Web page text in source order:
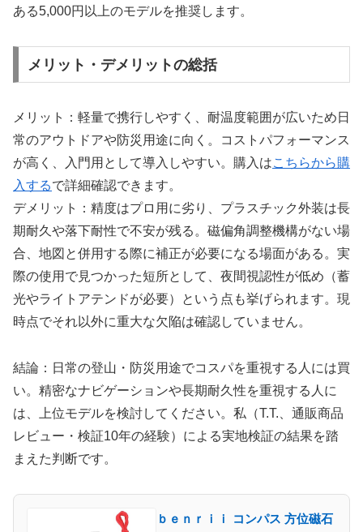
ある5,000円以上のモデルを推奨します。
メリット・デメリットの総括
メリット：軽量で携行しやすく、耐温度範囲が広いため日
常のアウトドアや防災用途に向く。コストパフォーマンス
が高く、入門用として導入しやすい。購入はこちらから購
入するで詳細確認できます。
デメリット：精度はプロ用に劣り、プラスチック外装は長
期耐久や落下耐性で不安が残る。磁偏角調整機構がない場
合、地図と併用する際に補正が必要になる場面がある。実
際の使用で見つかった短所として、夜間視認性が低め（蓄
光やライトアテンドが必要）という点も挙げられます。現
時点でそれ以外に重大な欠陥は確認していません。
結論：日常の登山・防災用途でコスパを重視する人には買
い。精密なナビゲーションや長期耐久性を重視する人に
は、上位モデルを検討してください。私（T.T.、通販商品
レビュー・検証10年の経験）による実地検証の結果を踏
まえた判断です。
ｂｅｎｒｉｉ コンパス 方位磁石